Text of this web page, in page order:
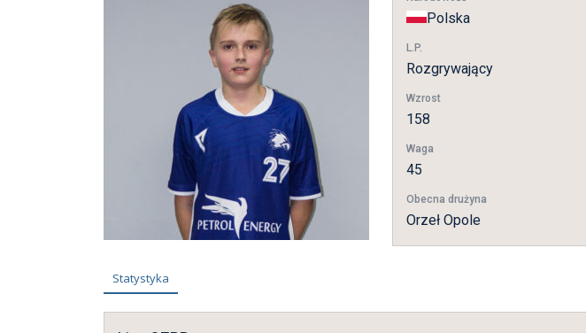
Polska
L.P.
Rozgrywający
Wzrost
158
Waga
45
Obecna drużyna
Orzeł Opole
Statystyka